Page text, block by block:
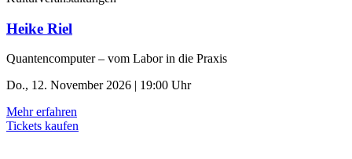
Heike Riel
Quantencomputer – vom Labor in die Praxis
Do., 12. November 2026 | 19:00 Uhr
Mehr erfahren
Tickets kaufen